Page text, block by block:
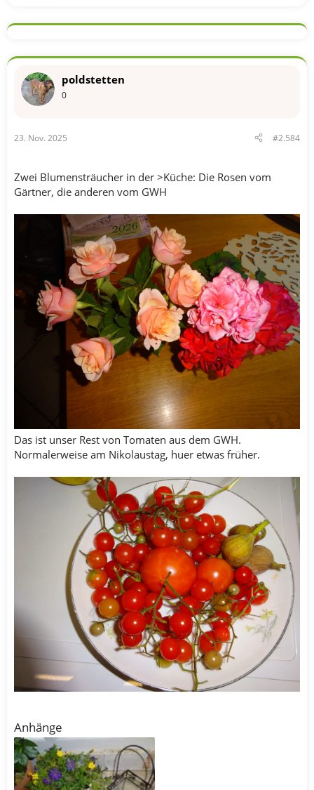
k
o
e
n
poldstetten
0
23. Nov. 2025 #2.584
Zwei Blumensträucher in der >Küche: Die Rosen vom
Gärtner, die anderen vom GWH
Das ist unser Rest von Tomaten aus dem GWH.
Normalerweise am Nikolaustag, huer etwas früher.
Anhänge